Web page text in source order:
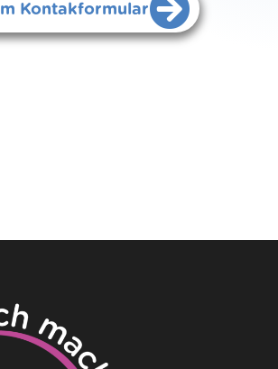
Kontakformular